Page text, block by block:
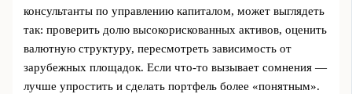
консультанты по управлению капиталом, может выглядеть
так: проверить долю высокорискованных активов, оценить
валютную структуру, пересмотреть зависимость от
зарубежных площадок. Если что-то вызывает сомнения —
лучше упростить и сделать портфель более «понятным».